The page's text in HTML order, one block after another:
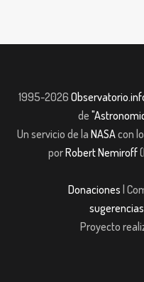
1995-2026
de
Un servicio de la NASAcon
porRobert Nemiroff(
Donaciones |
Proyecto